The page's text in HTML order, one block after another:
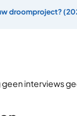
droomproject?
interviews